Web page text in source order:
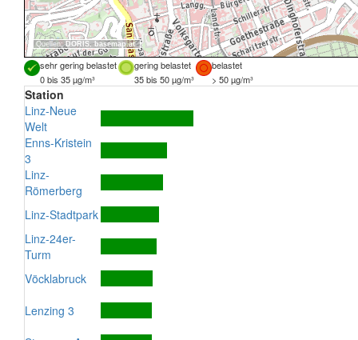
Quellen:DORIS, basemap.at
sehr gering belastet gering belastet
belastet
0 bis 35 µg/m³
35 bis 50 µg/m³ > 50 µg/m³
Station
Linz-Neue
Welt
Enns-Kristein
3
Linz-
Römerberg
Linz-Stadtpark
Linz-24er-
Turm
Vöcklabruck
Lenzing 3